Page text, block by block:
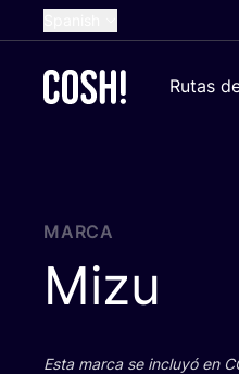
Dutch
Croatian
Rutas
MARCA
Mizu
Esta mar­ca se inclu­yó en